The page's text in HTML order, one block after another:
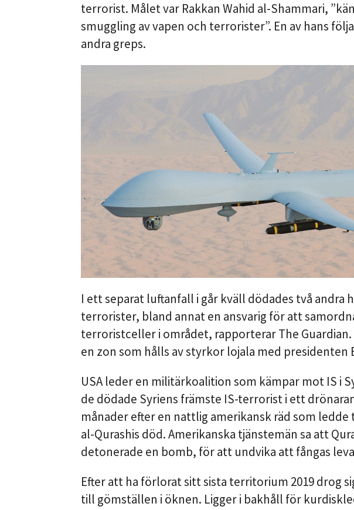
terrorist. Målet var Rakkan Wahid al-Shammari,
smuggling av vapen och terrorister”. En av hans
andra greps.
I ett separat luftanfall i går kväll dödades två andra
terrorister, bland annat en ansvarig för att
terroristceller i området, rapporterar The Guardian.
en zon som hålls av styrkor lojala med presidenten
USA leder en militärkoalition som kämpar mot IS i
de dödade Syriens främste IS-terrorist i ett
månader efter en nattlig amerikansk räd som
al-Qurashis död. Amerikanska tjänstemän sa att
detonerade en bomb, för att undvika att fångas
Efter att ha förlorat sitt sista territorium 2019 drog
till gömställen i öknen. Ligger i bakhåll för